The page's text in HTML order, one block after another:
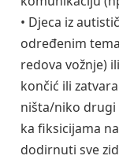
• Djeca iz
određenim
redova vožnje)
končić ili
ništa/niko drugi
ka fiksicijama
dodirnuti sve